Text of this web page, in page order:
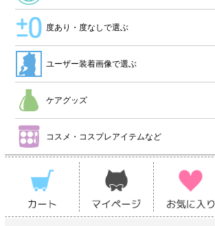
度あり・度なしで選ぶ
ユーザー装着画像で選ぶ
ケアグッズ
コスメ・コスプレアイテムなど